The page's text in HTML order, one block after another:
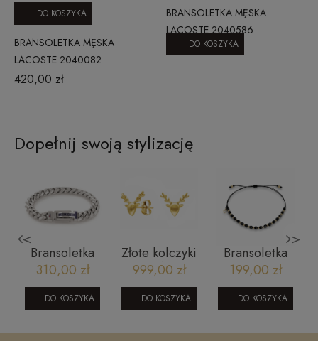
BRANSOLETKA MĘSKA
LACOSTE 2040082
420,00 zł
DO KOSZYKA
BRANSOLETKA MĘSKA
LACOSTE 2040586
529,00 zł
DO KOSZYKA
Dopełnij swoją stylizację
<
Bransoletka
męska Tommy
Hilfiger
2790433
310,00 zł
DO KOSZYKA
Złote kolczyki
renifery
16052023126
999,00 zł
DO KOSZYKA
Bransoletka
na sznurku z
małymi
kamieniami
naturalnymi-
czarny
199,00 zł
DO KOSZYKA
>